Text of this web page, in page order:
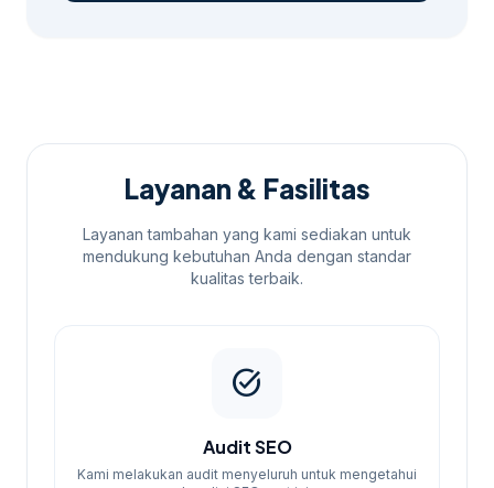
Layanan & Fasilitas
Layanan tambahan yang kami sediakan untuk
mendukung kebutuhan Anda dengan standar
kualitas terbaik.
task_alt
Audit SEO
Kami melakukan audit menyeluruh untuk mengetahui